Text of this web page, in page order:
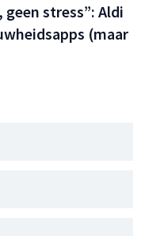
stress”: Aldi
(maar